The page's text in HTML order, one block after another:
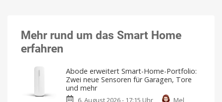
Mehr rund um das Smart Home
erfahren
Abode erweitert Smart-Home-Portfolio:
Zwei neue Sensoren für Garagen, Tore
und mehr
6. August 2026 - 17:15 Uhr
Mel